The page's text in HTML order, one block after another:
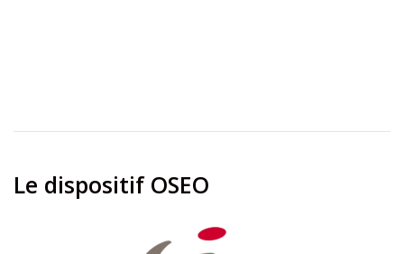
Le dispositif OSEO